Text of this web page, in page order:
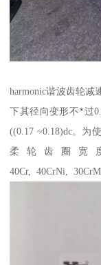
harmonic谐波齿轮减
下其径向变形不*过
((0.17 ~0.18)dc。为
柔轮齿圈宽
40Cr, 40CrNi,